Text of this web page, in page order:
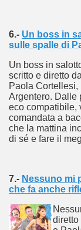
6.- Un boss in
sulle spalle di
Un boss in
scritto e diretto
Paola
Argentero. Dalle
eco compatibile,
comandata a
che la mattina
di sé e fare il
7.- Nessuno mi
che fa anche
diretto
Se Ti
Scorsese
mondo
classico
un